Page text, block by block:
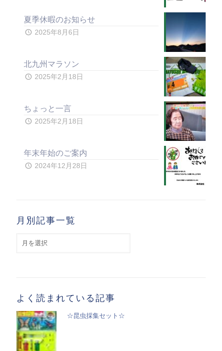
夏季休暇のお知らせ
2025年8月6日
北九州マラソン
2025年2月18日
ちょっと一言
2025年2月18日
年末年始のご案内
2024年12月28日
月別記事一覧
よく読まれている記事
☆昆虫採集セット☆